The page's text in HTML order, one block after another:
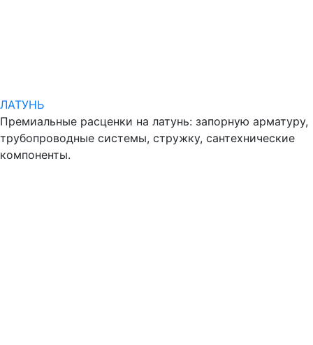
ЛАТУНЬ
Премиальные расценки на латунь: запорную арматуру,
трубопроводные системы, стружку, сантехнические
компоненты.